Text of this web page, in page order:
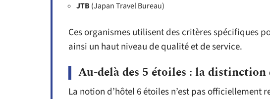
JTB (Japan Travel Bureau)
Ces organismes utilisent des critères spécifiques
ainsi un haut niveau de qualité et de service.
Au-delà des 5 étoiles : la distinction
La notion d’hôtel 6 étoiles n’est pas officiellement